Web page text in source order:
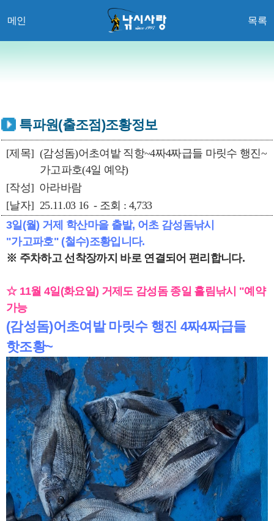
메인 목록
특파원(출조점)조황정보
[제목] (감성돔)어초여밭 직항~4짜4짜급들 마릿수 행진~
가고파호(4일 예약)
[작성] 아라바람
[날자] 25.11.03 16 - 조회 : 4,733
3일(월) 거제 학산마을 출발, 어초 감성돔낚시
"가고파호" (철수)조황입니다.
※ 주차하고 선착장까지 바로 연결되어 편리합니다.
☆ 11월 4일(화요일) 거제도 감성돔 종일 흘림낚시 "예약
가능
(감성돔)어초여밭 마릿수 행진 4짜4짜급들
핫조황~